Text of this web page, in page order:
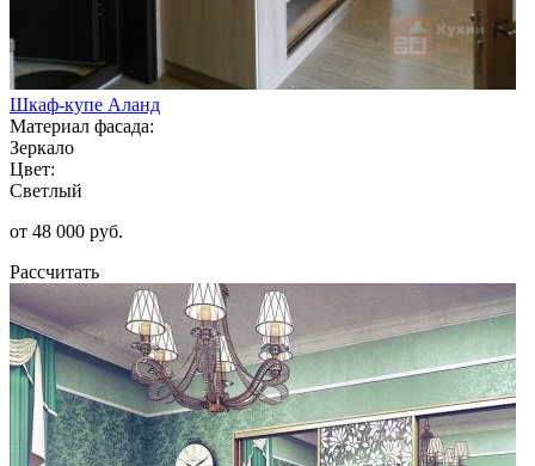
Шкаф-купе Аланд
Материал фасада:
Зеркало
Цвет:
Светлый
от 48 000 руб.
Рассчитать